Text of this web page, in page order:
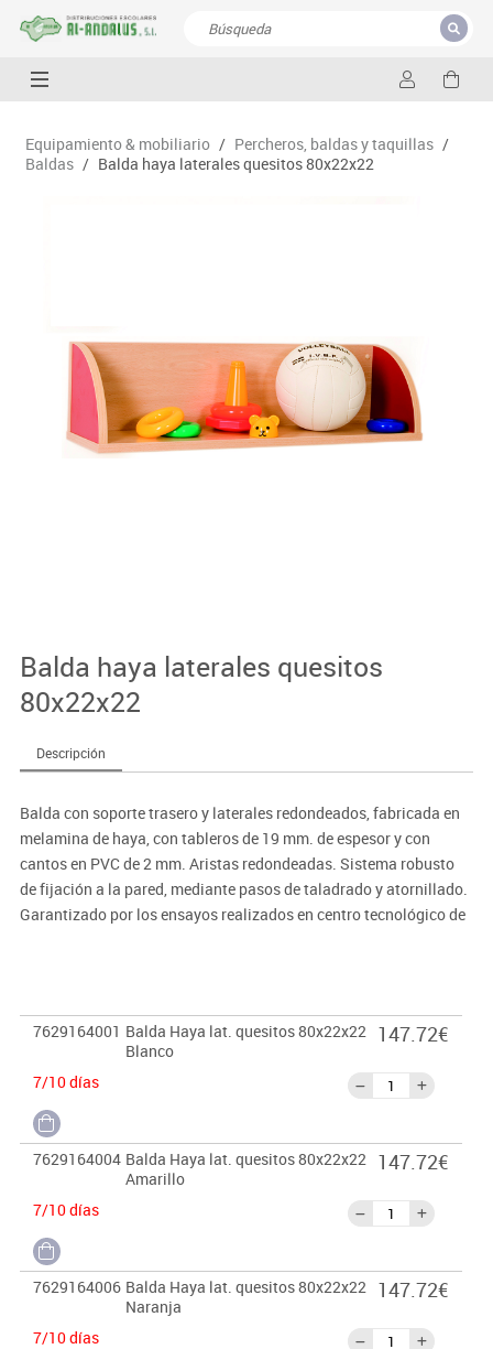
CERRAR
Equipamiento & mobiliario / Percheros, baldas y taquillas /
Baldas / Balda haya laterales quesitos 80x22x22
Balda haya laterales quesitos
80x22x22
Descripción
Balda con soporte trasero y laterales redondeados, fabricada en
melamina de haya, con tableros de 19 mm. de espesor y con
cantos en PVC de 2 mm. Aristas redondeadas. Sistema robusto
de fijación a la pared, mediante pasos de taladrado y atornillado.
Garantizado por los ensayos realizados en centro tecnológico de
Importante:
El mobiliario se pide por encargo. En caso de devolución no se
7629164001 Balda Haya lat. quesitos 80x22x22
Blanco
7/10 días
147.72€
7629164004 Balda Haya lat. quesitos 80x22x22
Amarillo
7/10 días
147.72€
7629164006 Balda Haya lat. quesitos 80x22x22
Naranja
7/10 días
147.72€